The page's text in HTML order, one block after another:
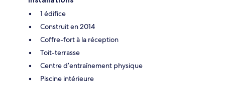
1 édifice
Construit en 2014
Coffre-fort à la réception
Toit-terrasse
Centre d’entraînement physique
Piscine intérieure